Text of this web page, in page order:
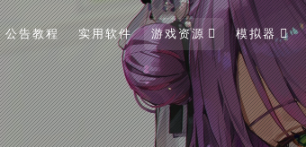
公告教程 实用软件 游戏资源 模拟器